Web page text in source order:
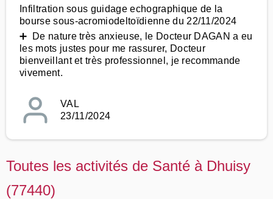
Infiltration sous guidage echographique de la
bourse sous-acromiodeltoïdienne du 22/11/2024
➕ De nature très anxieuse, le Docteur DAGAN a eu
les mots justes pour me rassurer, Docteur
bienveillant et très professionnel, je recommande
vivement.
VAL
23/11/2024
Toutes les activités de Santé à Dhuisy
(77440)